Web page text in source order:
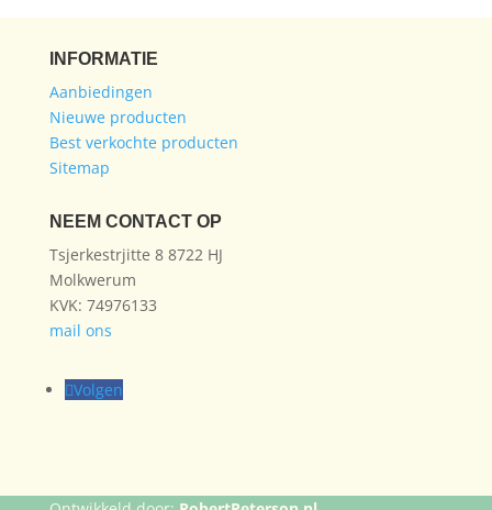
INFORMATIE
Aanbiedingen
Nieuwe producten
Best verkochte producten
Sitemap
NEEM CONTACT OP
Tsjerkestrjitte 8 8722 HJ
Molkwerum
KVK: 74976133
mail ons
Volgen